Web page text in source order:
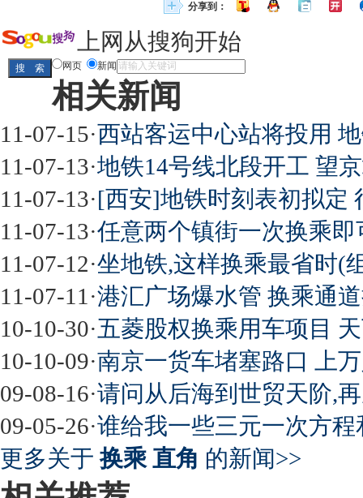
分享到：
上网从搜狗开始
网页 新闻
相关新闻
11-07-15·西站客运中心站将投用
11-07-13·地铁14号线北段开工 望
11-07-13·[西安]地铁时刻表初拟定
11-07-13·任意两个镇街一次换乘即
11-07-12·坐地铁,这样换乘最省时(
11-07-11 ·港汇广场爆水管 换乘通
10-10-30·五菱股权换乘用车项目
10-10-09·南京一货车堵塞路口 上
09-08-16·请问从后海到世贸天阶,
09-05-26·谁给我一些三元一次方
更多关于换乘 直角 的新闻>>